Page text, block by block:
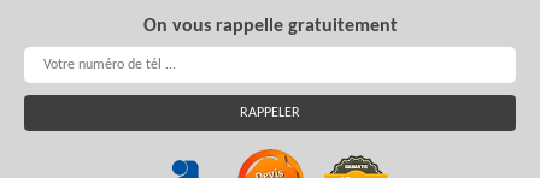
On vous rappelle gratuitement